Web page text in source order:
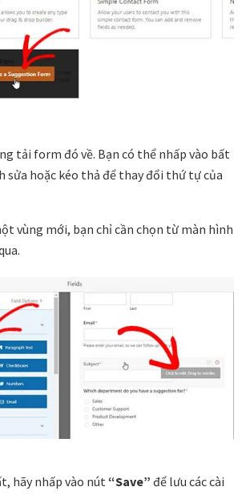
tải form đó về. Bạn có thể nhấp vào bất
sửa hoặc kéo thả để thay đổi thứ tự của
vùng mới, bạn chỉ cần chọn từ màn hình
hãy nhấp vào nút “Save” để lưu các cài